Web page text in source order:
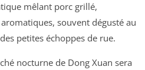
mêlant porc grillé,
souvent dégusté au
petites échoppes de rue.
nocturne de Dong Xuan sera